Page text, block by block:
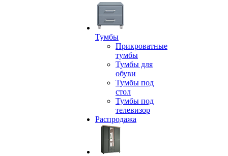
Тумбы
Прикроватные
тумбы
Тумбы для
обуви
Тумбы под
стол
Тумбы под
телевизор
Распродажа